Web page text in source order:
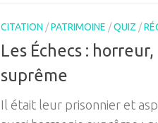
CITATION /PATRIMOINE /QUIZ /
Les Échecs :
suprême
Il était leur prisonnier et